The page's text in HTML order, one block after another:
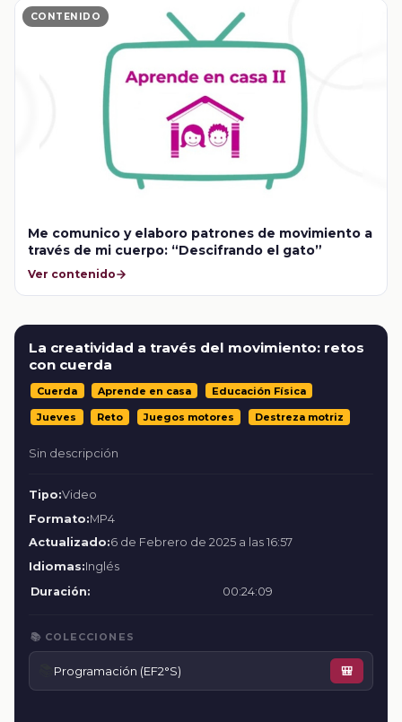
CONTENIDO
Me comunico y elaboro patrones de movimiento a
través de mi cuerpo: “Descifrando el gato”
Ver contenido
La creatividad a través del movimiento: retos
con cuerda
Cuerda Aprende en casa Educación Física
Jueves Reto Juegos motores Destreza motriz
Sin descripción
Tipo:Video
Formato:MP4
Actualizado:6 de Febrero de 2025 a las 16:57
Idiomas:Inglés
Duración:
00:24:09
📚 COLECCIONES
Programación (EF2°S) 🎒